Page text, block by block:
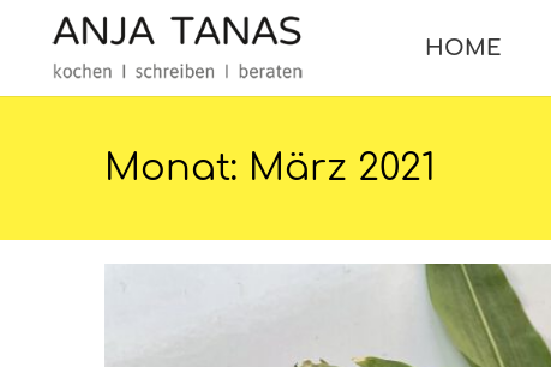
HOME
Monat: März 2021